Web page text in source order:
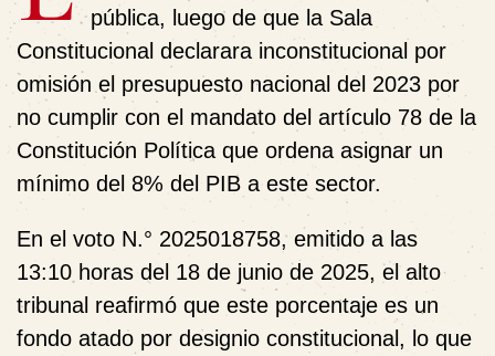
pública, luego de que la Sala
Constitucional declarara inconstitucional por
omisión el presupuesto nacional del 2023 por
no cumplir con el mandato del artículo 78 de la
Constitución Política que ordena asignar un
mínimo del 8% del PIB a este sector.
En el voto N.° 2025018758, emitido a las
13:10 horas del 18 de junio de 2025, el alto
tribunal reafirmó que este porcentaje es un
fondo atado por designio constitucional, lo que